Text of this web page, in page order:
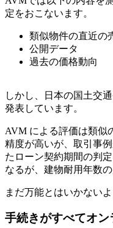
定をおこないます。
類似物件の直近の
公開データ
過去の価格動向
しかし、日本の国土交
発表しています。
AVM による評価は類似
精度が高いが、取引事
たローン契約期間の判
なるが、建物耐用年数
まだ万能とはいかないよ
手続きがすべてオ